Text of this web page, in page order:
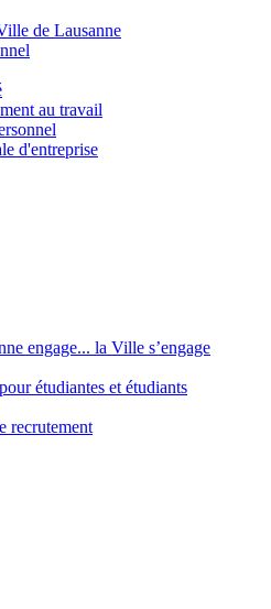
de Lausanne
au travail
d'entreprise
engage... la Ville s’engage
étudiantes et étudiants
recrutement